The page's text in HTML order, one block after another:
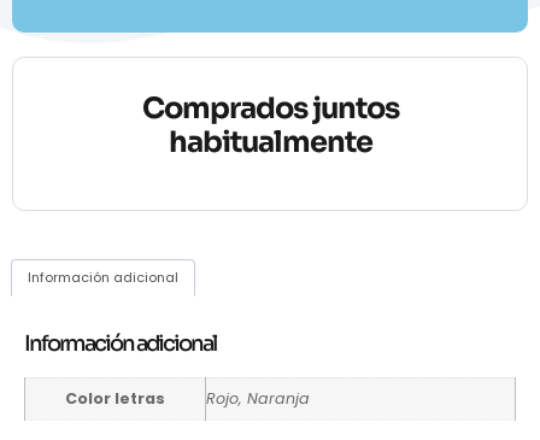
Comprados juntos
habitualmente
Información adicional
Información adicional
Color letras Rojo, Naranja